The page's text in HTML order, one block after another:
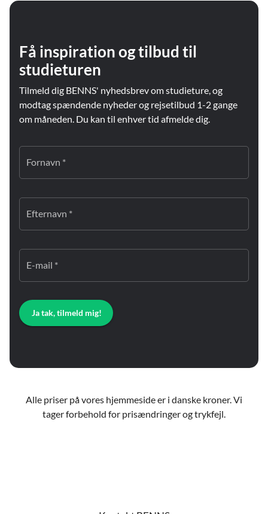
Få inspiration og tilbud til
studieturen
Tilmeld dig BENNS' nyhedsbrev om studieture, og
modtag spændende nyheder og rejsetilbud 1-2 gange
om måneden. Du kan til enhver tid afmelde dig.
Fornavn *
Efternavn *
E-mail *
Ja tak, tilmeld mig!
Alle priser på vores hjemmeside er i danske kroner. Vi
tager forbehold for prisændringer og trykfejl.